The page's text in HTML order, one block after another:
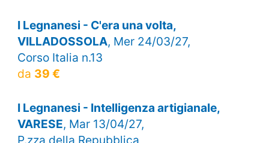
I Legnanesi - C'era una volta,
VILLADOSSOLA, Mer 24/03/27,
Corso Italia n.13
da 39 €
I Legnanesi - Intelligenza artigianale,
VARESE, Mar 13/04/27,
P.zza della Repubblica